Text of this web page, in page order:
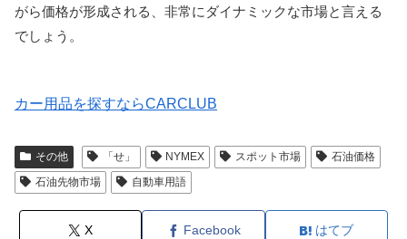
がら価格が形成される、非常にダイナミックな市場と言える
でしょう。
カー用品を探すならCARCLUB
その他 「せ」 NYMEX スポット市場
石油価格
石油先物市場
自動車用語
X Facebook はてブ